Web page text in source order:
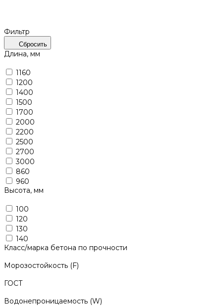
Фильтр
Сбросить
Длина, мм
1160
1200
1400
1500
1700
2000
2200
2500
2700
3000
860
960
Высота, мм
100
120
130
140
Класс/марка бетона по прочности
Морозостойкость (F)
ГОСТ
Водонепроницаемость (W)